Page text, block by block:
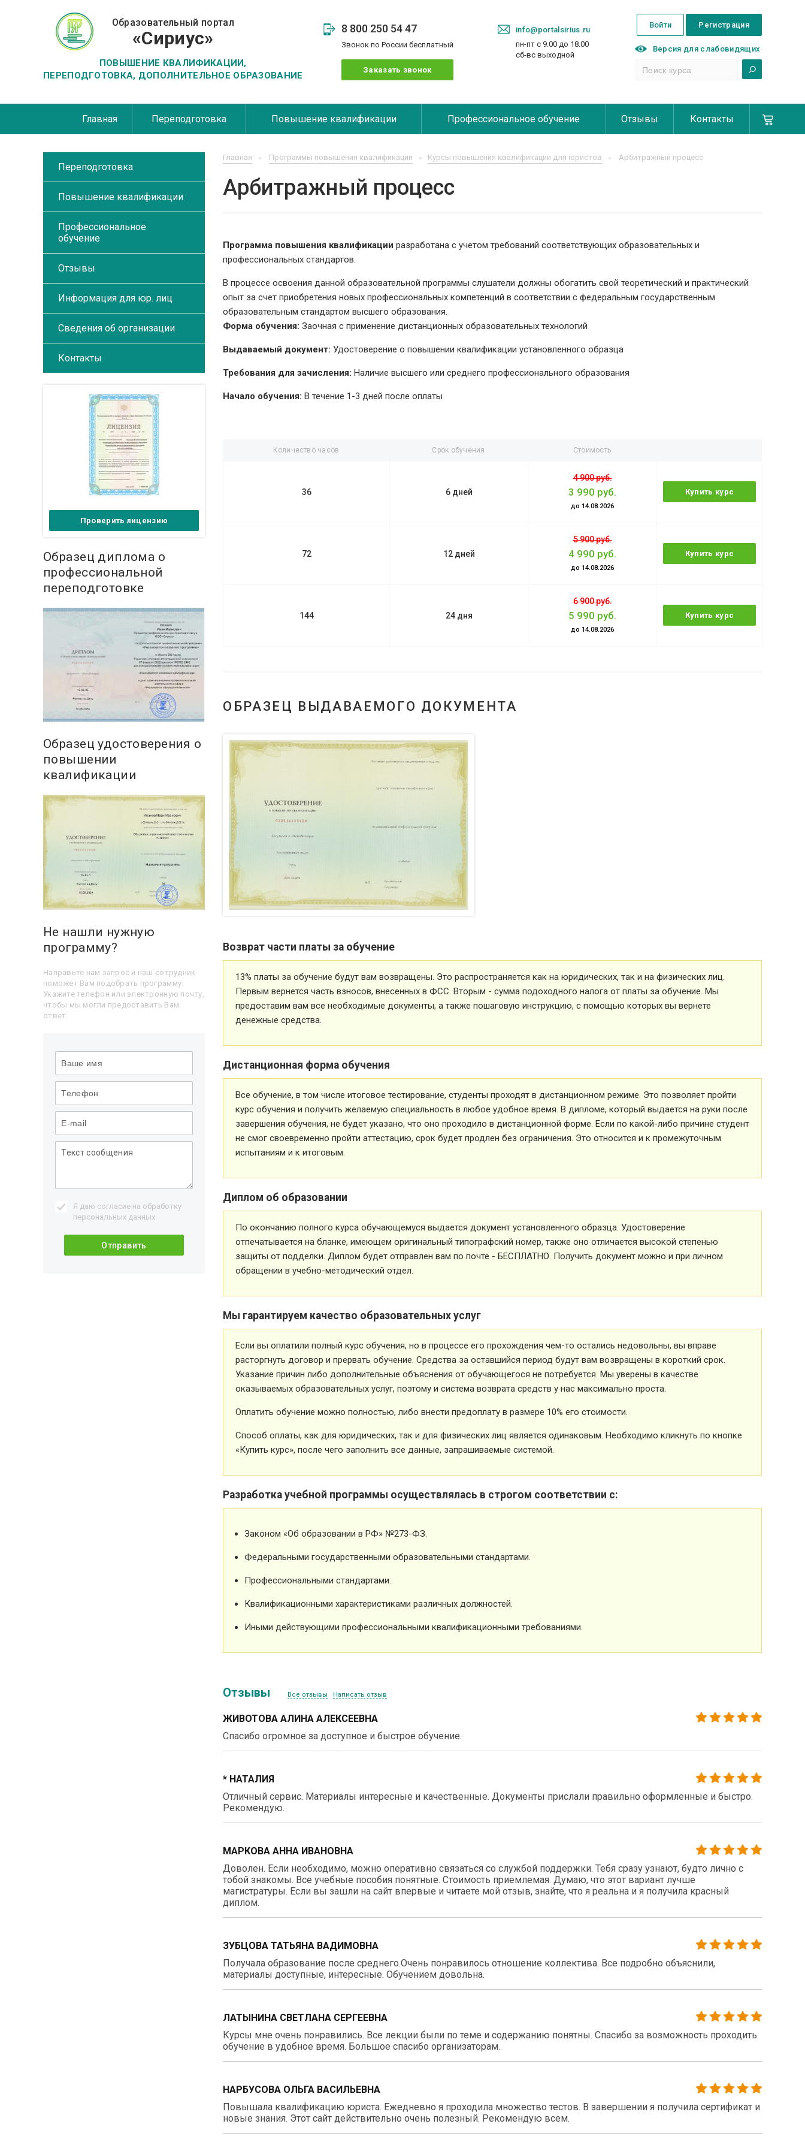
Образовательный портал
«Сириус»
ПОВЫШЕНИЕ КВАЛИФИКАЦИИ,
ПЕРЕПОДГОТОВКА, ДОПОЛНИТЕЛЬНОЕ ОБРАЗОВАНИЕ
8 800 250 54 47
Звонок по России бесплатный
Заказать звонок
info@portalsirius.ru
пн-пт с 9.00 до 18.00
сб-вс выходной
Регистрация
Войти
Версия для слабовидящих
Главная Переподготовка Повышение квалификации Профессиональное обучение Отзывы Контакты
Главная Программы повышения квалификации Курсы повышения квалификации для юристов Арбитражный процесс
Арбитражный процесс
Программа повышения квалификации разработана с учетом требований соответствующих образовательных и
профессиональных стандартов.
В процессе освоения данной образовательной программы слушатели должны обогатить свой теоретический и практический
опыт за счет приобретения новых профессиональных компетенций в соответствии с федеральным государственным
образовательным стандартом высшего образования.
Форма обучения: Заочная с применение дистанционных образовательных технологий
Выдаваемый документ: Удостоверение о повышении квалификации установленного образца
Требования для зачисления: Наличие высшего или среднего профессионального образования
Начало обучения: В течение 1-3 дней после оплаты
Количество часов Срок обучения Стоимость
36 6 дней
4 900 руб.
3 990 руб.
до 14.08.2026
Купить курс
72 12 дней
5 900 руб.
4 990 руб.
до 14.08.2026
Купить курс
144 24 дня
6 900 руб.
5 990 руб.
до 14.08.2026
Купить курс
ОБРАЗЕЦ ВЫДАВАЕМОГО ДОКУМЕНТА
Возврат части платы за обучение
13% платы за обучение будут вам возвращены. Это распространяется как на юридических, так и на физических лиц.
Первым вернется часть взносов, внесенных в ФСС. Вторым - сумма подоходного налога от платы за обучение. Мы
предоставим вам все необходимые документы, а также пошаговую инструкцию, с помощью которых вы вернете
денежные средства.
Дистанционная форма обучения
Все обучение, в том числе итоговое тестирование, студенты проходят в дистанционном режиме. Это позволяет пройти
курс обучения и получить желаемую специальность в любое удобное время. В дипломе, который выдается на руки после
завершения обучения, не будет указано, что оно проходило в дистанционной форме. Если по какой-либо причине студент
не смог своевременно пройти аттестацию, срок будет продлен без ограничения. Это относится и к промежуточным
испытаниям и к итоговым.
Диплом об образовании
По окончанию полного курса обучающемуся выдается документ установленного образца. Удостоверение
отпечатывается на бланке, имеющем оригинальный типографский номер, также оно отличается высокой степенью
защиты от подделки. Диплом будет отправлен вам по почте - БЕСПЛАТНО. Получить документ можно и при личном
обращении в учебно-методический отдел.
Мы гарантируем качество образовательных услуг
Если вы оплатили полный курс обучения, но в процессе его прохождения чем-то остались недовольны, вы вправе
расторгнуть договор и прервать обучение. Средства за оставшийся период будут вам возвращены в короткий срок.
Указание причин либо дополнительные объяснения от обучающегося не потребуется. Мы уверены в качестве
оказываемых образовательных услуг, поэтому и система возврата средств у нас максимально проста.
Оплатить обучение можно полностью, либо внести предоплату в размере 10% его стоимости.
Способ оплаты, как для юридических, так и для физических лиц является одинаковым. Необходимо кликнуть по кнопке
«Купить курс», после чего заполнить все данные, запрашиваемые системой.
Разработка учебной программы осуществлялась в строгом соответствии с:
Законом «Об образовании в РФ» №273-ФЗ.
Федеральными государственными образовательными стандартами.
Профессиональными стандартами.
Квалификационными характеристиками различных должностей.
Иными действующими профессиональными квалификационными требованиями.
Отзывы Все отзывы Написать отзыв
ЖИВОТОВА АЛИНА АЛЕКСЕЕВНА
Спасибо огромное за доступное и быстрое обучение.
* НАТАЛИЯ
Отличный сервис. Материалы интересные и качественные. Документы прислали правильно оформленные и быстро.
Рекомендую.
МАРКОВА АННА ИВАНОВНА
Доволен. Если необходимо, можно оперативно связаться со службой поддержки. Тебя сразу узнают, будто лично с
тобой знакомы. Все учебные пособия понятные. Стоимость приемлемая. Думаю, что этот вариант лучше
магистратуры. Если вы зашли на сайт впервые и читаете мой отзыв, знайте, что я реальна и я получила красный
диплом.
ЗУБЦОВА ТАТЬЯНА ВАДИМОВНА
Получала образование после среднего.Очень понравилось отношение коллектива. Все подробно объяснили,
материалы доступные, интересные. Обучением довольна.
ЛАТЫНИНА СВЕТЛАНА СЕРГЕЕВНА
Курсы мне очень понравились. Все лекции были по теме и содержанию понятны. Спасибо за возможность проходить
обучение в удобное время. Большое спасибо организаторам.
НАРБУСОВА ОЛЬГА ВАСИЛЬЕВНА
Повышала квалификацию юриста. Ежедневно я проходила множество тестов. В завершении я получила сертификат и
новые знания. Этот сайт действительно очень полезный. Рекомендую всем.
Переподготовка
Повышение квалификации
Профессиональное
обучение
Отзывы
Информация для юр. лиц
Сведения об организации
Контакты
Проверить лицензию
Образец диплома о
профессиональной
переподготовке
Образец удостоверения о
повышении
квалификации
Не нашли нужную
программу?
Направьте нам запрос и наш сотрудник
поможет Вам подобрать программу.
Укажите телефон или электронную почту,
чтобы мы могли предоставить Вам
ответ.
Я даю согласие на обработку
персональных данных